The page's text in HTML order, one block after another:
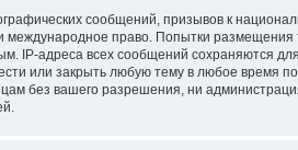
сообщений, призывов к
право. Попытки
IP-адреса всех сообщений сохраняются
или закрыть любую тему в любое время
без вашего разрешения, ни